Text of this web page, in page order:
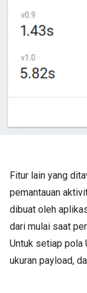
Fitur lain yang
pemantauan
dibuat oleh
dari mulai saat
Untuk setiap pola
ukuran payload,